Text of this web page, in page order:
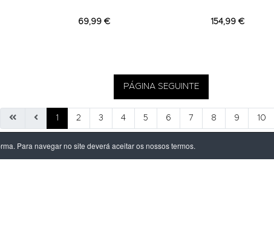
69,99 € 154,99 €
PÁGINA SEGUINTE
1 2 3 4 5 6 7 8 9 10
Para navegar no site deverá aceitar os nossos termos.